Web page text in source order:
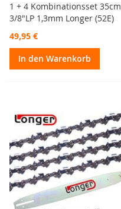
1 + 4 Kombinationsset 35cm
3/8"LP 1,3mm Longer (52E)
49,95 €
In den Warenkorb